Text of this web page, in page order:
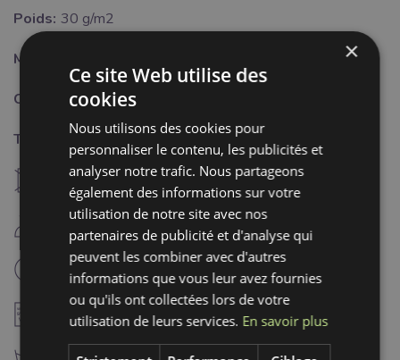
Poids: 30 g/m2
Motif:
Couleur: rouge
Traitement:
U ne pas sécher à machine
D repassage fer froid (110°C)
L nettoyage à sec professionnel
A ne pas utiliser d'adoucissant
×
Ce site Web utilise des
cookies
Nous utilisons des cookies pour
personnaliser le contenu, les publicités et
analyser notre trafic. Nous partageons
également des informations sur votre
utilisation de notre site avec nos
partenaires de publicité et d'analyse qui
peuvent les combiner avec d'autres
informations que vous leur avez fournies
ou qu'ils ont collectées lors de votre
utilisation de leurs services. En savoir plus